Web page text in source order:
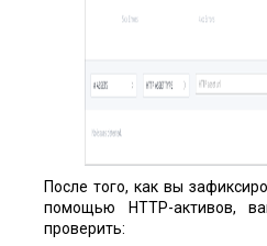
После того, как вы
помощью HTTP-активов,
проверить: